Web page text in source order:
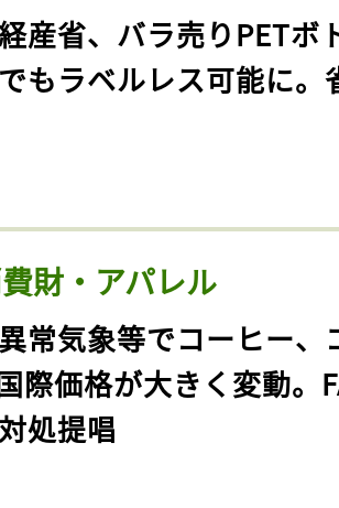
経産省、バラ売りPETボ
もラベルレス可能に。
財・アパレル
異常気象等でコーヒー、
際価格が大きく変動。
処提唱